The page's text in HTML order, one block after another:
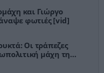
και Γιώργο
φωτιές [vid]
Οι τράπεζες
μάχη της